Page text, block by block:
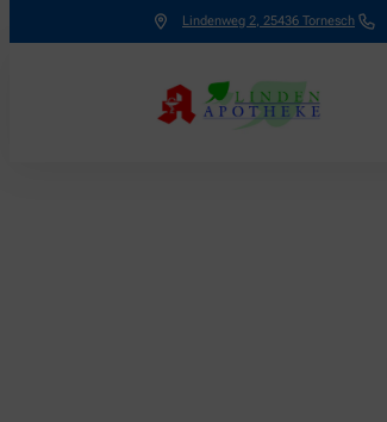
Lindenweg 2, 25436 Tornesch